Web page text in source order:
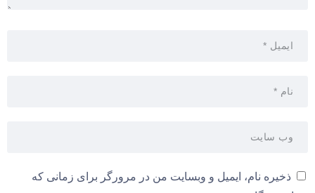
ذخیره نام، ایمیل و وبسایت من در مرورگر برای زمانی که